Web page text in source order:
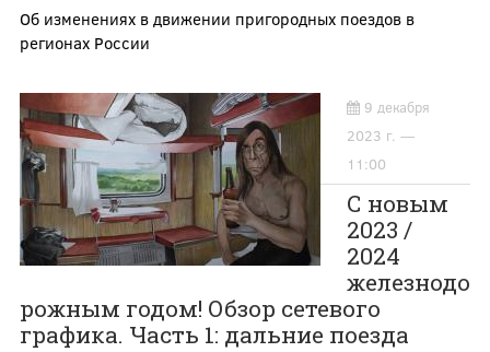
Об изменениях в движении пригородных поездов в
регионах России
9 декабря
2023 г. —
11:00
С новым
2023 /
2024
железнодо
рожным годом! Обзор сетевого
графика. Часть 1: дальние поезда